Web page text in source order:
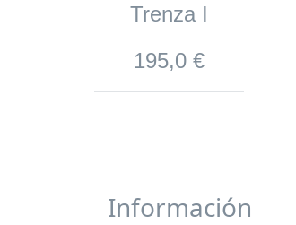
Trenza I
195,0 €
Información